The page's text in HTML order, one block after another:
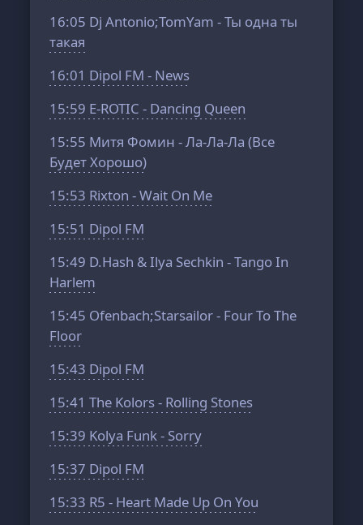
16:05 Dj Antonio;TomYam - Ты одна ты
такая
16:01 Dipol FM - News
15:59 E-ROTIC - Dancing Queen
15:55 Митя Фомин - Ла-Ла-Ла (Все
Будет Хорошо)
15:53 Rixton - Wait On Me
15:51 Dipol FM
15:49 D.Hash & Ilya Sechkin - Tango In
Harlem
15:45 Ofenbach;Starsailor - Four To The
Floor
15:43 Dipol FM
15:41 The Kolors - Rolling Stones
15:39 Kolya Funk - Sorry
15:37 Dipol FM
15:33 R5 - Heart Made Up On You